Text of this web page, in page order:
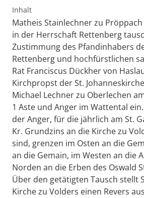
Inhalt
Matheis Stainlechner zu
in der Herrschaft Rettenberg
Zustimmung des Pfandinhabers
Rettenberg und hochfürstlichen
Rat Franciscus Dückher von
Kirchpropst der St.
Michael Lechner zu Oberlechen
1 Aste und Anger im Wattental
der Anger, für die jährlich am St.
Kr. Grundzins an die Kirche zu
sind, grenzen im Osten an die
an die Gemain, im Westen an die
Norden an die Erben des Oswald
Über den getätigten Tausch stellt
Kirche zu Volders einen Revers